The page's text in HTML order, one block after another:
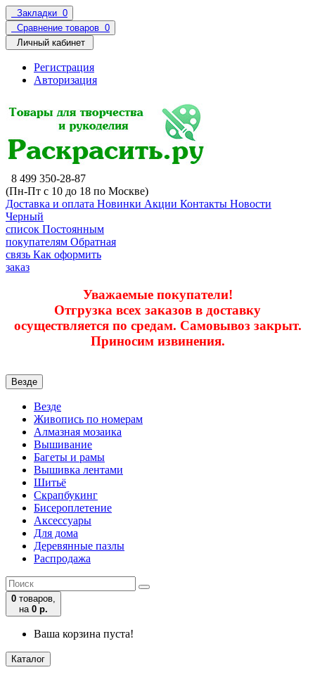
Закладки 0
Сравнение товаров 0
Личный кабинет
Регистрация
Авторизация
8 499 350-28-87
(Пн-Пт с 10 до 18 по Москве)
Доставка и оплата Новинки Акции Контакты Новости
Черный
список Постоянным
покупателям Обратная
связь Как оформить
заказ
Уважаемые покупатели!
Отгрузка всех заказов в доставку
осуществляется по средам. Самовывоз закрыт.
Приносим извинения.
Везде
Везде
Живопись по номерам
Алмазная мозаика
Вышивание
Багеты и рамы
Вышивка лентами
Шитьё
Скрапбукинг
Бисероплетение
Аксессуары
Для дома
Деревянные пазлы
Распродажа
0 товаров,
на 0 р.
Ваша корзина пуста!
Каталог